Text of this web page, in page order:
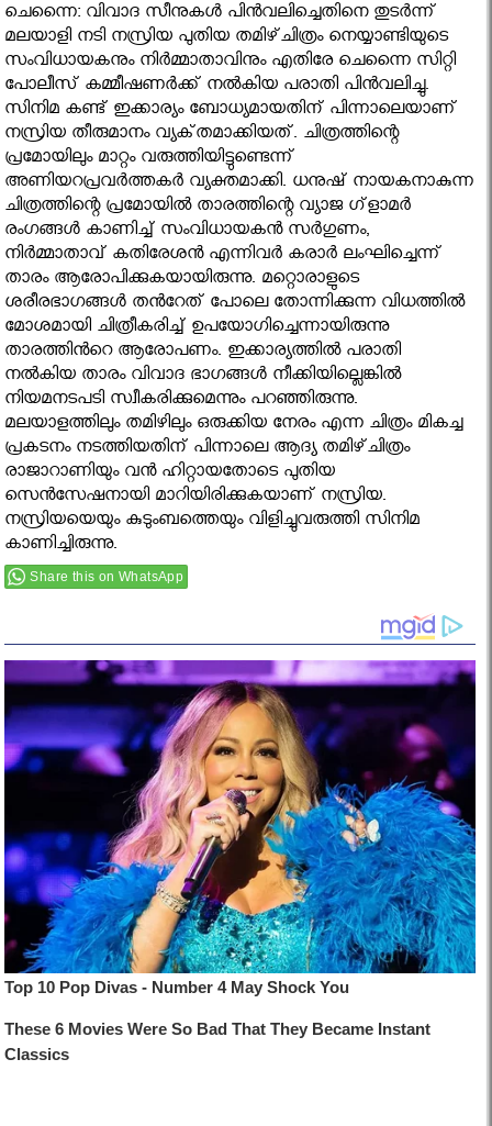
ചെന്നൈ: വിവാദ സീനുകള്‍ പിന്‍വലിച്ചെതിനെ തുടര്‍ന്ന്‌
മലയാളി നടി നസ്രിയ പുതിയ തമിഴ്‌ചിത്രം നെയ്യാണ്ടിയുടെ
സംവിധായകനും നിര്‍മ്മാതാവിനും എതിരേ ചെന്നൈ സിറ്റി
പോലീസ്‌ കമ്മീഷണർക്ക് നല്‍കിയ പരാതി പിന്‍വലിച്ചു.
സിനിമ കണ്ട് ഇക്കാര്യം ബോധ്യമായതിന്‌ പിന്നാലെയാണ്‌
നസ്രിയ തീരുമാനം വ്യക്‌തമാക്കിയത്‌. ചിത്രത്തി​ന്റെ
പ്രമോയിലും മാറ്റം വരുത്തിയിട്ടുണ്ടെന്ന്
അണിയറപ്രവര്‍ത്തകര്‍ വ്യക്തമാക്കി. ധനുഷ്‌ നായകനാകുന്ന
ചിത്രത്തിന്റെ പ്രമോയില്‍ താരത്തിന്റെ വ്യാജ ഗ്‌ളാമര്‍
രംഗങ്ങള്‍ കാണിച്ച്‌ സംവിധായകന്‍ സര്‍ഗുണം,
നിര്‍മ്മാതാവ്‌ കതിരേശന്‍ എന്നിവര്‍ കരാര്‍ ലംഘിച്ചെന്ന്‌
താരം ആരോപിക്കുകയായിരുന്നു. മറ്റൊരാളുടെ
ശരീരഭാഗങ്ങള്‍ തൻറേത്‌ പോലെ തോന്നിക്കുന്ന വിധത്തില്‍
മോശമായി ചിത്രീകരിച്ച്‌ ഉപയോഗിച്ചെന്നായിരുന്നു
താരത്തിൻറെ ആരോപണം. ഇക്കാര്യത്തില്‍ പരാതി
നല്‍കിയ താരം വിവാദ ഭാഗങ്ങള്‍ നീക്കിയില്ലെങ്കില്‍
നിയമനടപടി സ്വീകരിക്കുമെന്നും പറഞ്ഞിരുന്നു.
മലയാളത്തിലും തമിഴിലും ഒരുക്കിയ നേരം എന്ന ചിത്രം മികച്ച
പ്രകടനം നടത്തിയതിന്‌ പിന്നാലെ ആദ്യ തമിഴ്‌ചിത്രം
രാജാറാണിയും വന്‍ ഹിറ്റായതോടെ പുതിയ
സെന്‍സേഷനായി മാറിയിരിക്കുകയാണ്‌ നസ്രിയ.
നസ്രിയയെയും കുടുംബത്തെയും വിളിച്ചുവരുത്തി സിനിമ
കാണിച്ചിരുന്നു.
Share this on WhatsApp